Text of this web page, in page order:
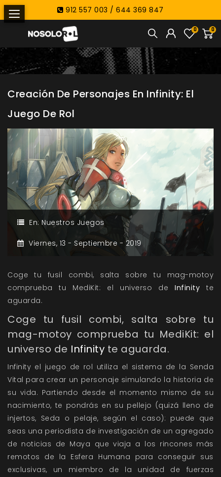
912 557 003 / 644 369 847
0
0
Creación De Personajes En Infinity: El
Juego De Rol
En: Nuestros Juegos
Viernes, 13 - Septiembre -2019
Coge tu fusil combi, salta sobre tu mag-motoy
comprueba tu MediKit: el universo deInfinity te
aguarda.
Coge tu fusil combi, salta sobre tu
mag-motoy comprueba tu MediKit: el
universo de Infinity te aguarda.
Infinity el juego de rol utiliza el sistema de la Senda
Vital para crear un personaje simulando la historia de
su vida. Partiendo desde el momento mismo de su
nacimiento, te pondrás en su pellejo (quizá lleno de
injertos, Seda o pelaje, según el caso): puede que
seas una periodista de investigación de un agregado
de noticias de Maya que viaja a los rincones más
remotos de la Esfera Humana para conseguir sus
exclusivas, un miembro de la unidad de fuerzas